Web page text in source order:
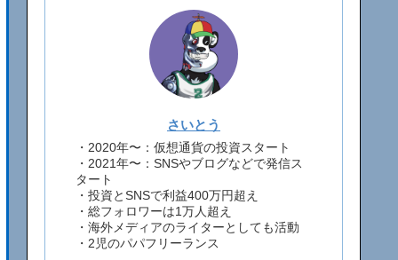
さいとう
・2020年〜：仮想通貨の投資スタート
・2021年〜：SNSやブログなどで発信ス
タート
・投資とSNSで利益400万円超え
・総フォロワーは1万人超え
・海外メディアのライターとしても活動
・2児のパパフリーランス